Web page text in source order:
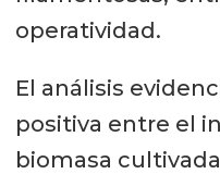
operatividad.
El análisis
positiva entre el
biomasa